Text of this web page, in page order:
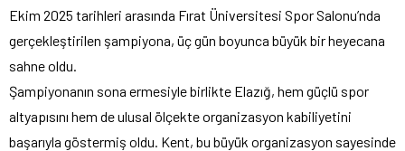
Ekim 2025 tarihleri arasında Fırat Üniversitesi Spor Salonu’nda
gerçekleştirilen şampiyona, üç gün boyunca büyük bir heyecana
sahne oldu.
Şampiyonanın sona ermesiyle birlikte Elazığ, hem güçlü spor
altyapısını hem de ulusal ölçekte organizasyon kabiliyetini
başarıyla göstermiş oldu. Kent, bu büyük organizasyon sayesinde